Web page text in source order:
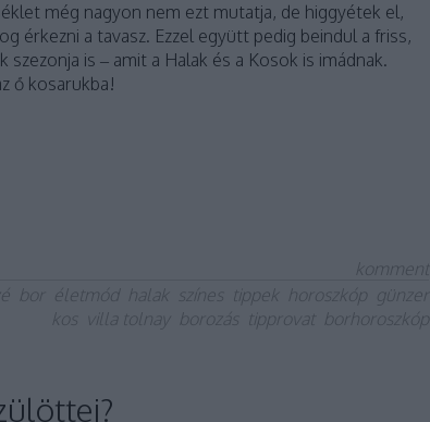
még nagyon nem ezt mutatja, de higgyétek el,
érkezni a tavasz. Ezzel együtt pedig beindul a friss,
is – amit a Halak és a Kosok is imádnak.
ő kosarukba!
komment
bor életmód halak színes tippek horoszkóp günzer
kos
villa tolnay borozás tipprovat borhoroszkóp